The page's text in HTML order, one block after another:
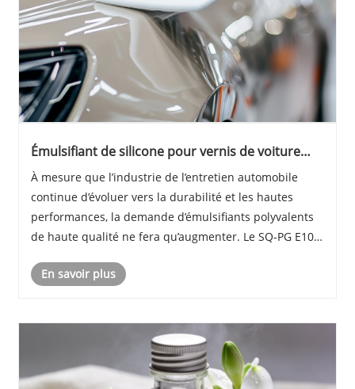
Émulsifiant de silicone pour vernis de voiture
imperméable et durable, haute performance
À mesure que l’industrie de l’entretien automobile
continue d’évoluer vers la durabilité et les hautes
performances, la demande d’émulsifiants polyvalents
de haute qualité ne fera qu’augmenter. Le SQ-PG E10
d'émulsion, ses conditions de préparation flexible......
En savoir plus